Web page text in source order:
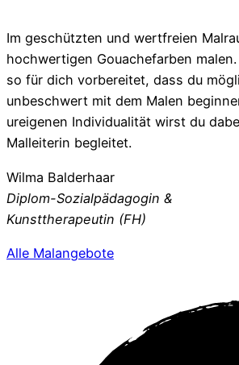
Im geschützten und wertfreien
hochwertigen Gouachefarben
so für dich vorbereitet, dass du
unbeschwert mit dem Malen
ureigenen Individualität wirst du
Malleiterin begleitet.
Wilma Balderhaar
Diplom-Sozialpädagogin &
Kunsttherapeutin (FH)
Alle Malangebote